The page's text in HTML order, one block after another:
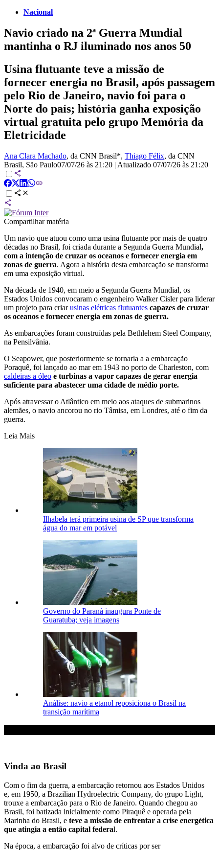
Nacional
Navio criado na 2ª Guerra Mundial
mantinha o RJ iluminado nos anos 50
Usina flutuante teve a missão de
fornecer energia no Brasil, após passagem
pelo Rio de Janeiro, navio foi para o
Norte do país; história ganha exposição
virtual gratuita pelo grupo Memória da
Eletricidade
Ana Clara Machado, da CNN Brasil*, Thiago Félix, da CNN
Brasil, São Paulo07/07/26 às 21:20 | Atualizado 07/07/26 às 21:20
Compartilhar matéria
Um navio que atuou como uma usina flutuante por mais de quatro
décadas no Brasil, foi criada durante a Segunda Guerra Mundial,
com a intenção de cruzar os oceanos e fornecer energia em
zonas de guerra. Agora a história desta embarcação se transforma
em uma exposição virtual.
Na década de 1940, em meio a Segunda Guerra Mundial, os
Estados Unidos convocaram o engenheiro Walker Cisler para liderar
um projeto para criarusinas elétricas flutuantes capazes de cruzar
os oceanos e fornecer energia em zonas de guerra.
As embarcações foram construídas pela Bethlehem Steel Company,
na Pensilvânia.
O Seapower, que posteriormente se tornaria a a embarcação
Poraquê, foi lançado ao mar em 1943 no porto de Charleston, com
caldeiras a óleo e turbinas a vapor capazes de gerar energia
suficiente para abastecer uma cidade de médio porte.
Após atravessar o Atlântico em meio aos ataques de submarinos
alemães, o navio ancorou no rio Tâmisa, em Londres, até o fim da
guerra.
Leia Mais
Ilhabela terá primeira usina de SP que transforma
água do mar em potável
Governo do Paraná inaugura Ponte de
Guaratuba; veja imagens
Análise: navio a etanol reposiciona o Brasil na
transição marítima
Vinda ao Brasil
Com o fim da guerra, a embarcação retornou aos Estados Unidos
e, em 1950, a Brazilian Hydroelectric Company, do grupo Light,
trouxe a embarcação para o Rio de Janeiro. Quando chegou ao
Brasil, foi batizada inicialmente como Piraquê e operada pela
Marinha do Brasil, e teve a missão de enfrentar a crise energética
que atingia a então capital federal.
Na época, a embarcação foi alvo de críticas por ser